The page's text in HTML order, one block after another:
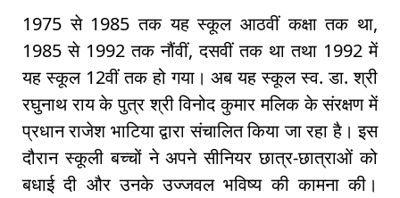
1975 से 1985 तक यह स्कूल आठवीं कक्षा तक था,
1985 से 1992 तक नौंवीं, दसवीं तक था तथा 1992 में
यह स्कूल 12वीं तक हो गया। अब यह स्कूल स्व. डा. श्री
रघुनाथ राय के पुत्र श्री विनोद कुमार मलिक के संरक्षण में
प्रधान राजेश भाटिया द्वारा संचालित किया जा रहा है। इस
दौरान स्कूली बच्चों ने अपने सीनियर छात्र-छात्राओं को
बधाई दी और उनके उज्जवल भविष्य की कामना की।